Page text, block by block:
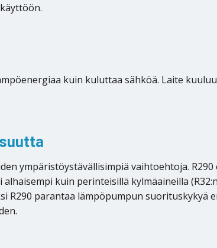
kuin kuluttaa sähköä. Laite
ympäristöystävällisimpiä vaihtoehtoja.
kuin perinteisillä kylmäaineilla
R290 parantaa lämpöpumpun suorituskykyä